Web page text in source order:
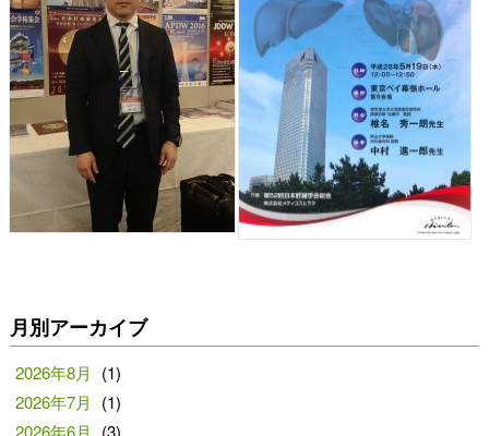
月別アーカイブ
2026年8月
(1)
2026年7月
(1)
2026年6月
(3)